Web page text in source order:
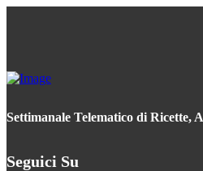
Settimanale Telematico di Ricette,
Seguici Su